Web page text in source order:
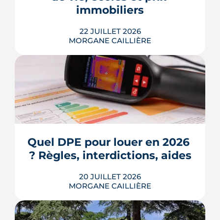
LIRE L'ARTICLE
immobiliers
22 JUILLET 2026
MORGANE CAILLIÈRE
Écoles, base de loisirs, transports,
projets urbains et prix au m2 : le guide
3e ville de Haute-Garonne.
LIRE L'ARTICLE
Quel DPE pour louer en 2026
? Règles, interdictions, aides
20 JUILLET 2026
MORGANE CAILLIÈRE